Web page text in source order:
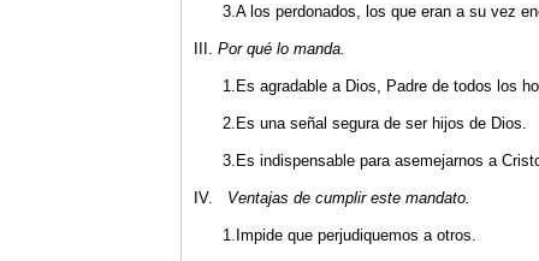
3.A los perdonados, los que eran a su vez
III. Por qué lo manda.
1.Es agradable a Dios, Padre de todos los
2.Es una señal segura de ser hijos de Dios.
3.Es indispensable para asemejarnos a
IV. Ventajas de cumplir este mandato.
1.Impide que perjudiquemos a otros.